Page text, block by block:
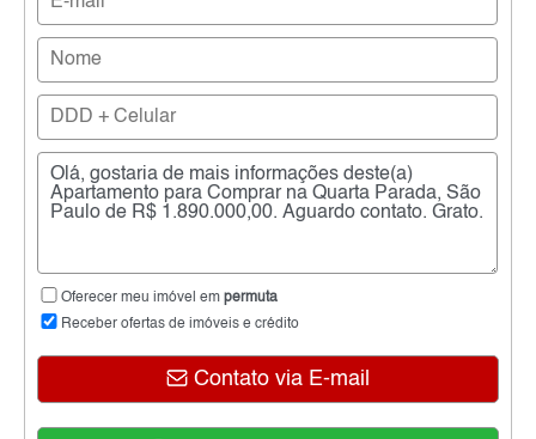
Oferecer meu imóvel em permuta
Receber ofertas de imóveis e crédito
Contato via E-mail